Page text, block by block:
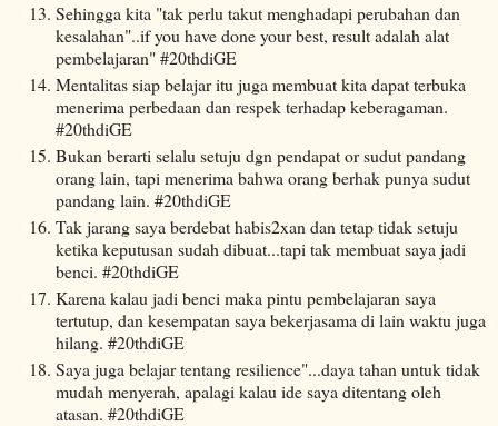
Sehingga kita "tak perlu takut menghadapi perubahan dan
kesalahan"..if you have done your best, result adalah alat
pembelajaran" #20thdiGE
Mentalitas siap belajar itu juga membuat kita dapat terbuka
menerima perbedaan dan respek terhadap keberagaman.
#20thdiGE
Bukan berarti selalu setuju dgn pendapat or sudut pandang
orang lain, tapi menerima bahwa orang berhak punya sudut
pandang lain. #20thdiGE
Tak jarang saya berdebat habis2xan dan tetap tidak setuju
ketika keputusan sudah dibuat...tapi tak membuat saya jadi
benci. #20thdiGE
Karena kalau jadi benci maka pintu pembelajaran saya
tertutup, dan kesempatan saya bekerjasama di lain waktu juga
hilang. #20thdiGE
Saya juga belajar tentang resilience"...daya tahan untuk tidak
mudah menyerah, apalagi kalau ide saya ditentang oleh
atasan. #20thdiGE